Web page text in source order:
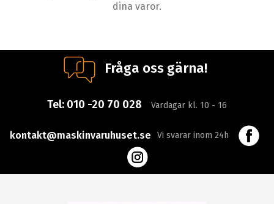
dina varor.
Fråga oss gärna!
Tel: 010 -20 70 028 Vardagar kl. 10 - 16
kontakt@maskinvaruhuset.se Vi svarar inom 24h